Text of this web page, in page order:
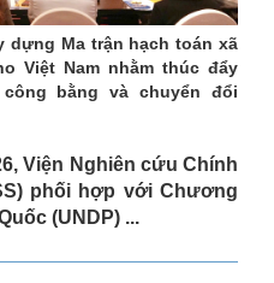
dựng Ma trận hạch toán xã
Việt Nam nhằm thúc đẩy
bằng và chuyển đổi
Viện Nghiên cứu Chính
phối hợp với Chương
(UNDP) ...